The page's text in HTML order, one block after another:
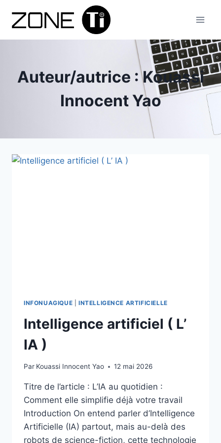
Auteur/autrice : Kouassi
Innocent Yao
INFONUAGIQUE INTELLIGENCE ARTIFICIELLE
Intelligence artificiel ( L’
IA )
Par Kouassi Innocent Yao 12 mai 2026
Titre de l’article : L’IA au quotidien :
Comment elle simplifie déjà votre travail
Introduction On entend parler d’Intelligence
Artificielle (IA) partout, mais au-delà des
robots de science-fiction, cette technologie